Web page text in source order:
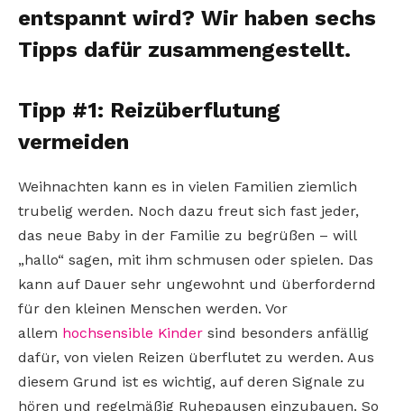
entspannt wird? Wir haben sechs
Tipps dafür zusammengestellt.
Tipp #1: Reizüberflutung
vermeiden
Weihnachten kann es in vielen Familien ziemlich
trubelig werden. Noch dazu freut sich fast jeder,
das neue Baby in der Familie zu begrüßen – will
„hallo“ sagen, mit ihm schmusen oder spielen. Das
kann auf Dauer sehr ungewohnt und überfordernd
für den kleinen Menschen werden. Vor
allem hochsensible Kinder sind besonders anfällig
dafür, von vielen Reizen überflutet zu werden. Aus
diesem Grund ist es wichtig, auf deren Signale zu
hören und regelmäßig Ruhepausen einzubauen. So